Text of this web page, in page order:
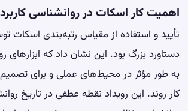
اهمیت کار اسکات در روانشناسی
تأیید و استفاده از مقیاس رتبه‌بندی
دستاورد بزرگ بود. این نشان داد که ابزارهای
به طور مؤثر در محیط‌های عملی و برای
کار روند. این رویداد نقطه عطفی در تاریخ